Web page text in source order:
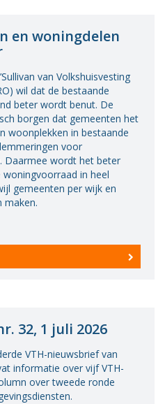
en woningdelen
van Volkshuisvesting
wil dat de bestaande
beter wordt benut. De
borgen dat gemeenten het
woonplekken in bestaande
voor
Daarmee wordt het beter
in heel
gemeenten per wijk en
maken.
32, 1 juli 2026
VTH-nieuwsbrief van
informatie over vijf VTH-
over tweede ronde